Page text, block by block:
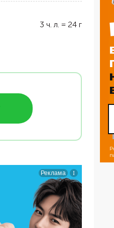
3 ч. л. = 24 г